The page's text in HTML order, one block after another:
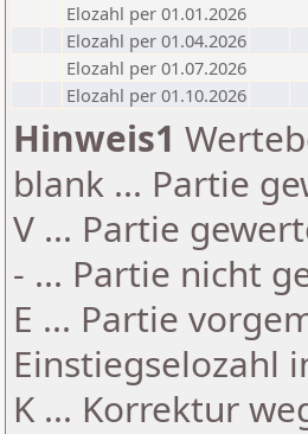
Elozahl per 01.01.2026
Elozahl per 01.04.2026
Elozahl per 01.07.2026
Elozahl per 01.10.2026
Hinweis1
blank ... Partie
V ... Partie
- ... Partie nicht
E ... Partie
Einstiegselozahl
K ... Korrektur